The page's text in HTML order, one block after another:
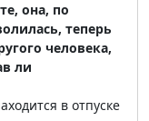
она, по
теперь
человека,
ли
в отпуске